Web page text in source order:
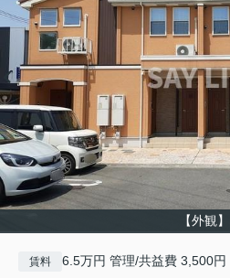
【外観】
賃料 6.5万円 管理/共益費 3,500円